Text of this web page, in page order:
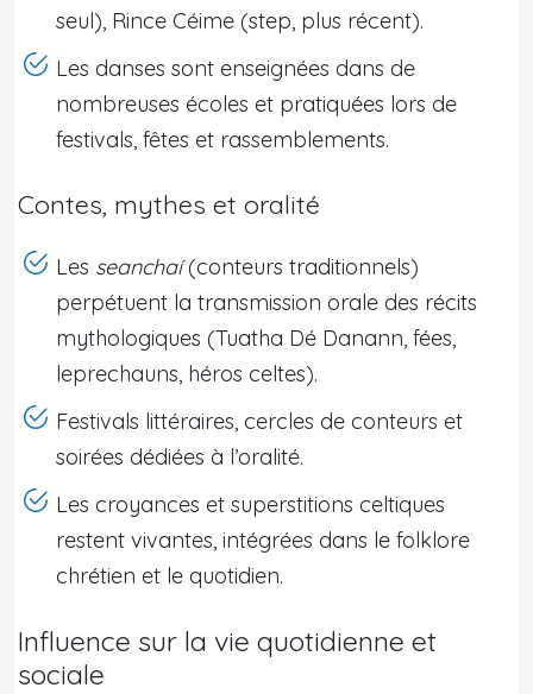
seul), Rince Céime (step, plus récent).
Les danses sont enseignées dans de
nombreuses écoles et pratiquées lors de
festivals, fêtes et rassemblements.
Contes, mythes et oralité
Les seanchaí(conteurs traditionnels)
perpétuent la transmission orale des récits
mythologiques (Tuatha Dé Danann, fées,
leprechauns, héros celtes).
Festivals littéraires, cercles de conteurs et
soirées dédiées à l’oralité.
Les croyances et superstitions celtiques
restent vivantes, intégrées dans le folklore
chrétien et le quotidien.
Influence sur la vie quotidienne et
sociale